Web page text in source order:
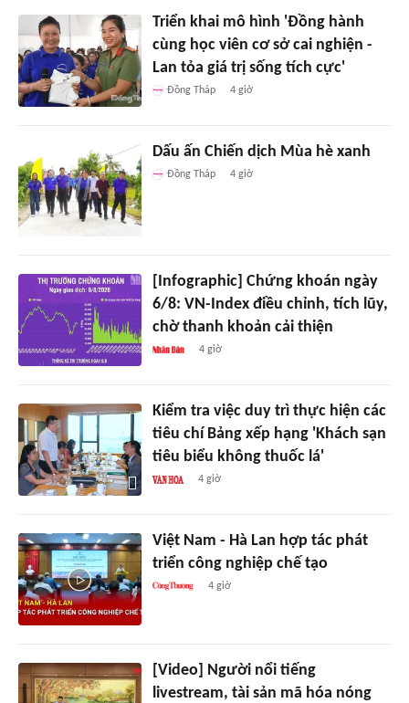
Triển khai mô hình 'Đồng hành
cùng học viên cơ sở cai nghiện -
Lan tỏa giá trị sống tích cực'
Đồng Tháp 4 giờ
Dấu ấn Chiến dịch Mùa hè xanh
Đồng Tháp 4 giờ
[Infographic] Chứng khoán ngày
6/8: VN-Index điều chỉnh, tích lũy,
chờ thanh khoản cải thiện
4 giờ
Kiểm tra việc duy trì thực hiện các
tiêu chí Bảng xếp hạng 'Khách sạn
tiêu biểu không thuốc lá'
4 giờ
Việt Nam - Hà Lan hợp tác phát
triển công nghiệp chế tạo
4 giờ
[Video] Người nổi tiếng
livestream, tài sản mã hóa nóng